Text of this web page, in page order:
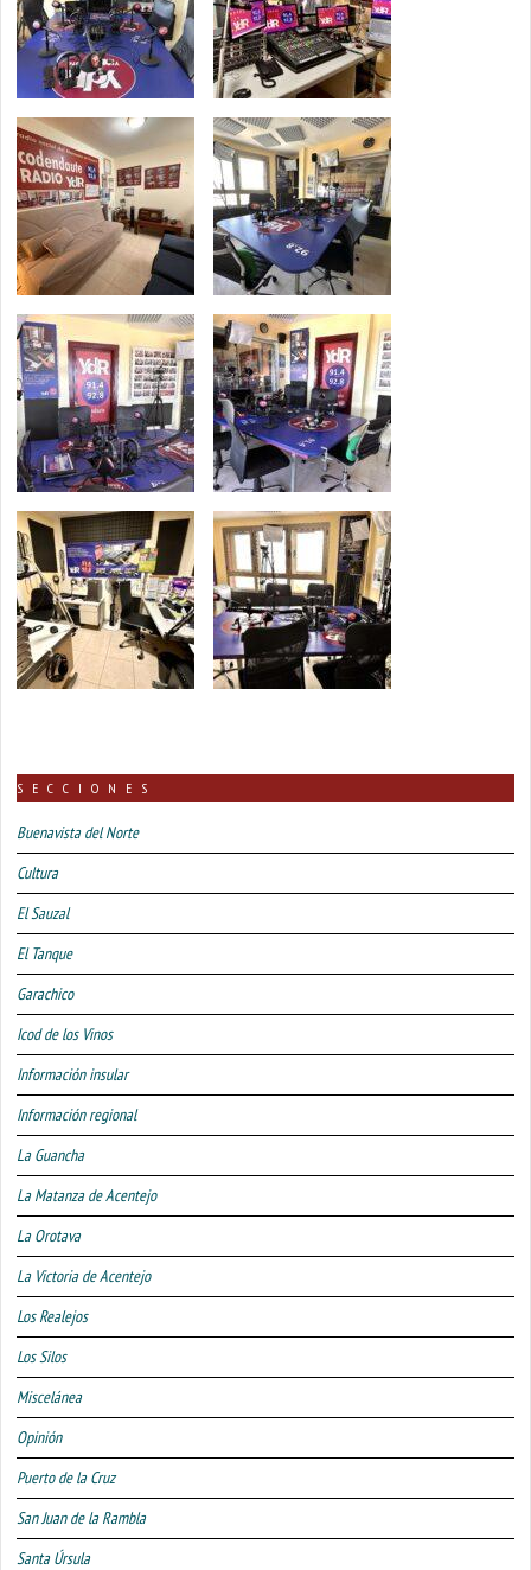
SECCIONES
Buenavista del Norte
Cultura
El Sauzal
El Tanque
Garachico
Icod de los Vinos
Información insular
Información regional
La Guancha
La Matanza de Acentejo
La Orotava
La Victoria de Acentejo
Los Realejos
Los Silos
Miscelánea
Opinión
Puerto de la Cruz
San Juan de la Rambla
Santa Úrsula